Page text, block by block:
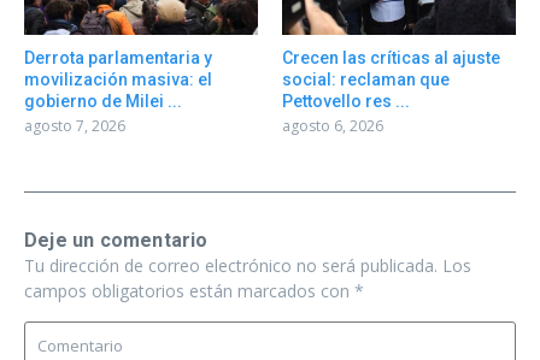
Derrota parlamentaria y
movilización masiva: el
gobierno de Milei ...
agosto 7, 2026
Crecen las críticas al ajuste
social: reclaman que
Pettovello res ...
agosto 6, 2026
Deje un comentario
Tu dirección de correo electrónico no será publicada. Los
campos obligatorios están marcados con *